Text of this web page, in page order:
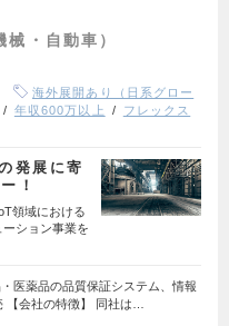
・自動車）
海外展開あり（日系グロー
年収600万以上
フレックス
発展に寄
！
領域における
ション事業を
医薬品の品質保証システム、情報
【会社の特徴】 同社は…